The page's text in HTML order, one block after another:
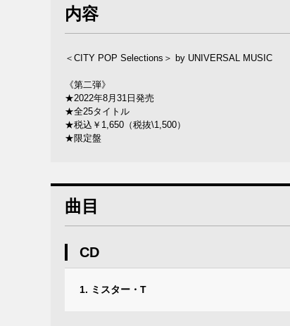
内容
＜CITY POP Selections＞ by UNIVERSAL MUSIC
《第二弾》
★2022年8月31日発売
★全25タイトル
★税込￥1,650（税抜\1,500）
★限定盤
曲目
CD
1. ミスター・T